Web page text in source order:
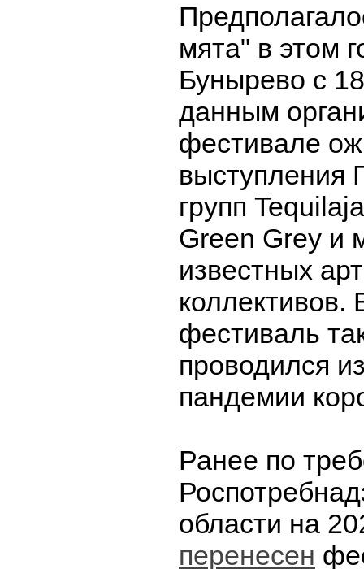
мята" в этом
Бунырево с
данным
фестивале
выступления
групп
Green Grey и
известных
коллективов.
фестиваль
проводился
пандемии
Ранее по
области на
перенесен